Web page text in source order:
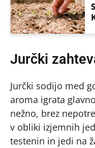
Jurčki
Jurčki sodijo med
aroma igrata
nežno, brez
v obliki izjemnih
testenin in jedi na